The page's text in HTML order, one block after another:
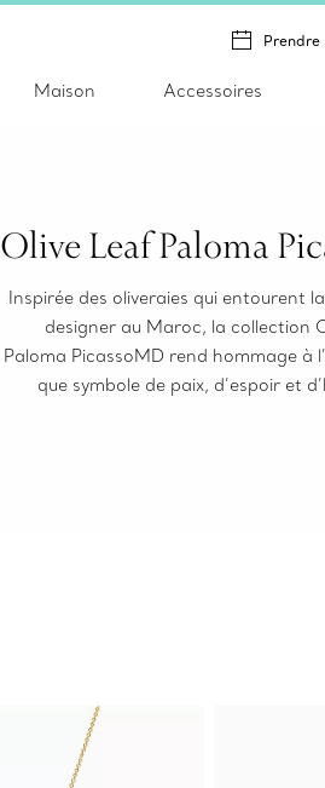
Prendre
Maison Accessoires
Olive Leaf Paloma
Inspirée des oliveraies qui entourent
designer au Maroc, la collection
Paloma PicassoMD rend hommage à
que symbole de paix, d’espoir et